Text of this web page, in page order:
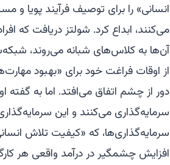
انسانی» را برای توصیف فرآیند پویا و
می‌کنند، ابداع کرد. شولتز دریافت که
آن‌ها به کلاس‌های شبانه می‌روند،
از اوقات فراغت خود برای «بهبود
دور از چشم اتفاق می‌افتد. اما به
سرمایه‌گذاری می‌کنند و این
سرمایه‌گذاری‌ها، که «کیفیت تلاش
افزایش چشمگیر در درآمد واقعی هر